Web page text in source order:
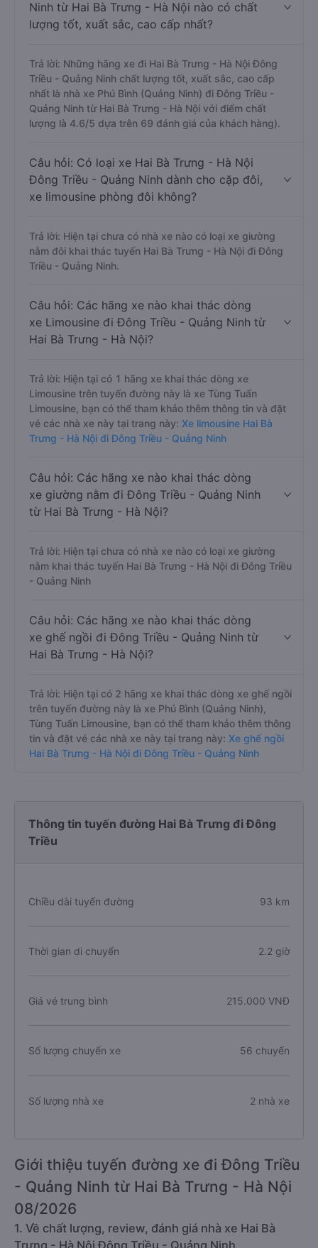
Ninh từ Hai Bà Trưng - Hà Nội nào có chất
lượng tốt, xuất sắc, cao cấp nhất?
Trả lời: Những hãng xe đi Hai Bà Trưng - Hà Nội Đông
Triều - Quảng Ninh chất lượng tốt, xuất sắc, cao cấp
nhất là nhà xe Phú Bình (Quảng Ninh) đi Đông Triều -
Quảng Ninh từ Hai Bà Trưng - Hà Nội với điểm chất
lượng là 4.6/5 dựa trên 69 đánh giá của khách hàng).
Câu hỏi: Có loại xe Hai Bà Trưng - Hà Nội
Đông Triều - Quảng Ninh dành cho cặp đôi,
xe limousine phòng đôi không?
Trả lời: Hiện tại chưa có nhà xe nào có loại xe giường
nằm đôi khai thác tuyến Hai Bà Trưng - Hà Nội đi Đông
Triều - Quảng Ninh.
Câu hỏi: Các hãng xe nào khai thác dòng
xe Limousine đi Đông Triều - Quảng Ninh từ
Hai Bà Trưng - Hà Nội?
Trả lời: Hiện tại có 1 hãng xe khai thác dòng xe
Limousine trên tuyến đường này là xe Tùng Tuấn
Limousine, bạn có thể tham khảo thêm thông tin và đặt
vé các nhà xe này tại trang này: Xe limousine Hai Bà
Trưng - Hà Nội đi Đông Triều - Quảng Ninh
Câu hỏi: Các hãng xe nào khai thác dòng
xe giường nằm đi Đông Triều - Quảng Ninh
từ Hai Bà Trưng - Hà Nội?
Trả lời: Hiện tại chưa có nhà xe nào có loại xe giường
nằm khai thác tuyến Hai Bà Trưng - Hà Nội đi Đông Triều
- Quảng Ninh
Câu hỏi: Các hãng xe nào khai thác dòng
xe ghế ngồi đi Đông Triều - Quảng Ninh từ
Hai Bà Trưng - Hà Nội?
Trả lời: Hiện tại có 2 hãng xe khai thác dòng xe ghế ngồi
trên tuyến đường này là xe Phú Bình (Quảng Ninh),
Tùng Tuấn Limousine, bạn có thể tham khảo thêm thông
tin và đặt vé các nhà xe này tại trang này: Xe ghế ngồi
Hai Bà Trưng - Hà Nội đi Đông Triều - Quảng Ninh
Thông tin tuyến đường Hai Bà Trưng đi Đông
Triều
Chiều dài tuyến đường 93 km
Thời gian di chuyển 2.2 giờ
Giá vé trung bình 215.000 VNĐ
Số lượng chuyến xe 56 chuyến
Số lượng nhà xe 2 nhà xe
Giới thiệu tuyến đường xe đi Đông Triều
- Quảng Ninh từ Hai Bà Trưng - Hà Nội
08/2026
1. Về chất lượng, review, đánh giá nhà xe Hai Bà
Trưng - Hà Nội Đông Triều - Quảng Ninh